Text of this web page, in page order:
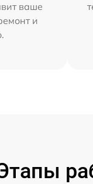
ваше
и